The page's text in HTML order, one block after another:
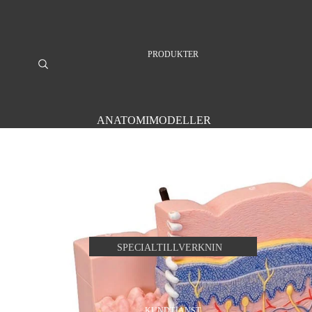
PRODUKTER
ANATOMIMODELLER
SKELETTMODELLER
NERVSYSTEMET
INRE ORGAN
SINNESORGANEN
BÄCKEN OCH KÖNSORGAN
PATOLOGISKA TILLSTÅND
SPECIALTILLVERKNIN